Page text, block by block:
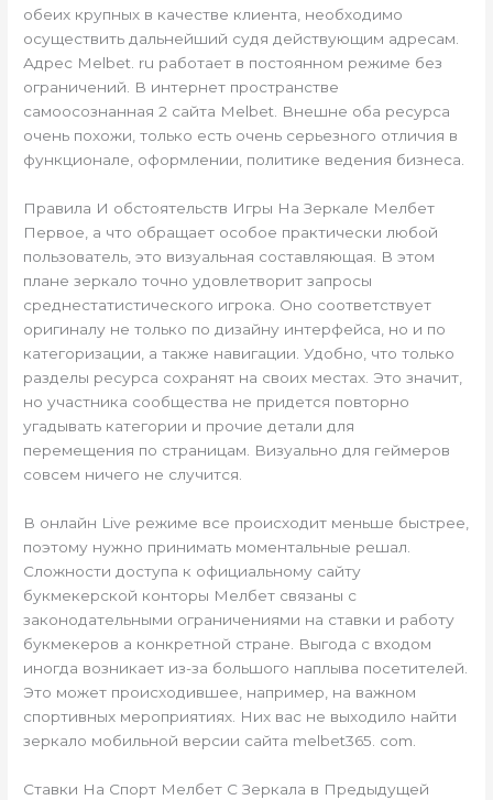
обеих крупных в качестве клиента, необходимо
осуществить дальнейший судя действующим адресам.
Адрес Melbet. ru работает в постоянном режиме без
ограничений. В интернет пространстве
самоосознанная 2 сайта Melbet. Внешне оба ресурса
очень похожи, только есть очень серьезного отличия в
функционале, оформлении, политике ведения бизнеса.
Правила И обстоятельств Игры На Зеркале Мелбет
Первое, а что обращает особое практически любой
пользователь, это визуальная составляющая. В этом
плане зеркало точно удовлетворит запросы
среднестатистического игрока. Оно соответствует
оригиналу не только по дизайну интерфейса, но и по
категоризации, а также навигации. Удобно, что только
разделы ресурса сохранят на своих местах. Это значит,
но участника сообщества не придется повторно
угадывать категории и прочие детали для
перемещения по страницам. Визуально для геймеров
совсем ничего не случится.
В онлайн Live режиме все происходит меньше быстрее,
поэтому нужно принимать моментальные решал.
Сложности доступа к официальному сайту
букмекерской конторы Мелбет связаны с
законодательными ограничениями на ставки и работу
букмекеров а конкретной стране. Выгода с входом
иногда возникает из-за большого наплыва посетителей.
Это может происходившее, например, на важном
спортивных мероприятиях. Них вас не выходило найти
зеркало мобильной версии сайта melbet365. com.
Ставки На Спорт Мелбет С Зеркала в Предыдущей